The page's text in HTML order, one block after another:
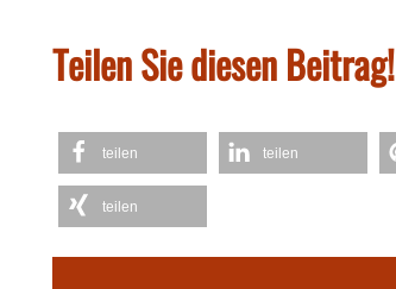
Teilen Sie diesen Beitrag!
teilen teilen
teilen